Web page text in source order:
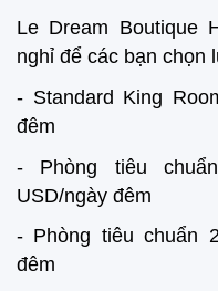
Le Dream Boutique
nghỉ để các bạn chọn
- Standard King
đêm
- Phòng tiêu
USD/ngày đêm
- Phòng tiêu chuẩn
đêm